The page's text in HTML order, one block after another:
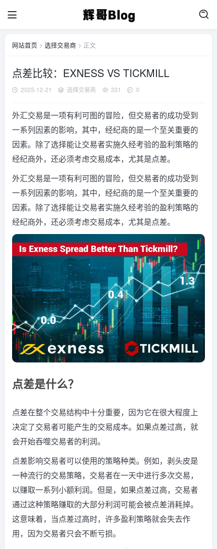
网站首页 > 选择交易商 > 正文
点差比较：EXNESS VS TICKMILL
2025-12-21 选择交易商 331 0
外汇交易是一项有利可图的冒险，但交易者的成功受到
一系列因素的影响，其中，经纪商的是一个至关重要的
因素。除了选择能让交易者实施久经考验的盈利策略的
经纪商外，还必须考虑交易成本，尤其是点差。
外汇交易是一项有利可图的冒险，但交易者的成功受到
一系列因素的影响，其中，经纪商的是一个至关重要的
因素。除了选择能让交易者实施久经考验的盈利策略的
经纪商外，还必须考虑交易成本，尤其是点差。
点差是什么？
点差在整个交易结构中十分重要，因为它在很大程度上
决定了交易者可能产生的交易成本。如果点差过高，就
会开始吞噬交易者的利润。
点差影响交易者可以使用的策略种类。例如，剥头皮是
一种流行的交易策略，交易者在一天中进行多次交易，
以赚取一系列小额利润。但是，如果点差过高，交易者
通过这种策略赚取的大部分利润可能会被点差消耗掉。
这意味着，当点差过高时，许多盈利策略就会失去作
用，因为交易者只会不断亏损。